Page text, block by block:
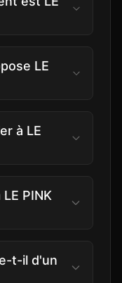
LE
à LE
PINK
t-il d'un